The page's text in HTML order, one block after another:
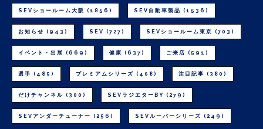
SEVショールーム大阪 (1856) SEV自動車製品 (1536)
お知らせ (943) SEV (727) SEVショールーム東京 (703)
イベント・出展 (669) 健康 (637) ご来店 (591)
選手 (485) プレミアムシリーズ (408) 注目記事 (380)
だけチャンネル (300) SEVラジエターBY (279)
SEVアンダーチューナー (256) SEVルーパーシリーズ (249)